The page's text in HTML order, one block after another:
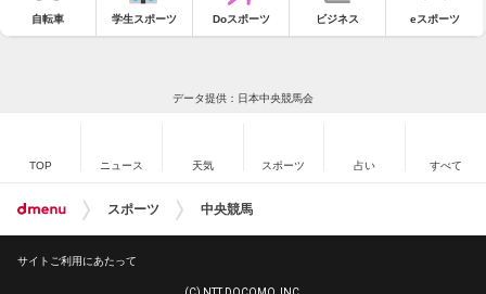
自転車 学生スポーツ Doスポーツ ビジネス eスポーツ
データ提供：日本中央競馬会
TOP ニュース 天気 スポーツ 占い すべて
スポーツ 中央競馬
サイトご利用にあたって